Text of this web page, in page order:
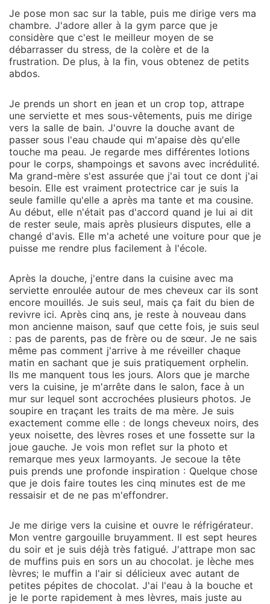
Je pose mon sac sur la table, puis me dirige vers ma
chambre. J'adore aller à la gym parce que je
considère que c'est le meilleur moyen de se
débarrasser du stress, de la colère et de la
frustration. De plus, à la fin, vous obtenez de petits
abdos.
Je prends un short en jean et un crop top, attrape
une serviette et mes sous-vêtements, puis me dirige
vers la salle de bain. J'ouvre la douche avant de
passer sous l'eau chaude qui m'apaise dès qu'elle
touche ma peau. Je regarde mes différentes lotions
pour le corps, shampoings et savons avec incrédulité.
Ma grand-mère s'est assurée que j'ai tout ce dont j'ai
besoin. Elle est vraiment protectrice car je suis la
seule famille qu'elle a après ma tante et ma cousine.
Au début, elle n'était pas d'accord quand je lui ai dit
de rester seule, mais après plusieurs disputes, elle a
changé d'avis. Elle m'a acheté une voiture pour que je
puisse me rendre plus facilement à l'école.
Après la douche, j'entre dans la cuisine avec ma
serviette enroulée autour de mes cheveux car ils sont
encore mouillés. Je suis seul, mais ça fait du bien de
revivre ici. Après cinq ans, je reste à nouveau dans
mon ancienne maison, sauf que cette fois, je suis seul
: pas de parents, pas de frère ou de sœur. Je ne sais
même pas comment j'arrive à me réveiller chaque
matin en sachant que je suis pratiquement orphelin.
Ils me manquent tous les jours. Alors que je marche
vers la cuisine, je m'arrête dans le salon, face à un
mur sur lequel sont accrochées plusieurs photos. Je
soupire en traçant les traits de ma mère. Je suis
exactement comme elle : de longs cheveux noirs, des
yeux noisette, des lèvres roses et une fossette sur la
joue gauche. Je vois mon reflet sur la photo et
remarque mes yeux larmoyants. Je secoue la tête
puis prends une profonde inspiration : Quelque chose
que je dois faire toutes les cinq minutes est de me
ressaisir et de ne pas m'effondrer.
Je me dirige vers la cuisine et ouvre le réfrigérateur.
Mon ventre gargouille bruyamment. Il est sept heures
du soir et je suis déjà très fatigué. J'attrape mon sac
de muffins puis en sors un au chocolat. je lèche mes
lèvres; le muffin a l'air si délicieux avec autant de
petites pépites de chocolat. J'ai l'eau à la bouche et
je le porte rapidement à mes lèvres, mais juste au